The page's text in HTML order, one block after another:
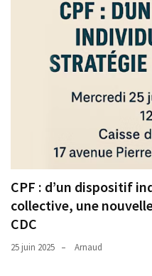
CPF : d’un dispositif
collective, une
CDC
25 juin 2025 Arnaud